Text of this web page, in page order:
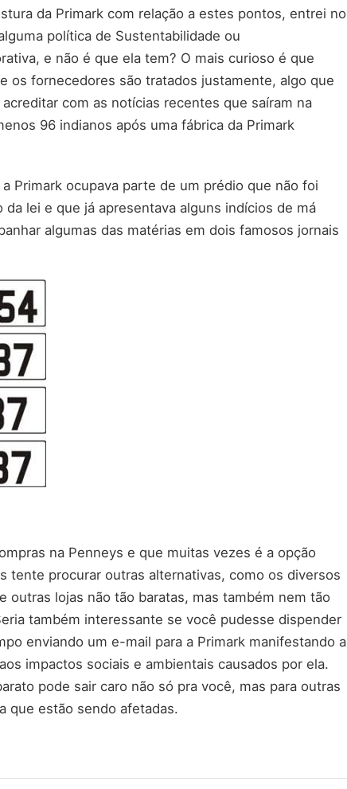
da Primark com relação a estes pontos, entrei no
política de Sustentabilidade ou
e não é que ela tem? O mais curioso é que
os fornecedores são tratados justamente, algo que
com as notícias recentes que saíram na
96 indianos após uma fábrica da Primark
Primark ocupava parte de um prédio que não foi
lei e que já apresentava alguns indícios de má
algumas das matérias em dois famosos jornais
na Penneys e que muitas vezes é a opção
tente procurar outras alternativas, como os diversos
outras lojas não tão baratas, mas também nem tão
também interessante se você pudesse dispender
enviando um e-mail para a Primark manifestando a
impactos sociais e ambientais causados por ela.
pode sair caro não só pra você, mas para outras
que estão sendo afetadas.